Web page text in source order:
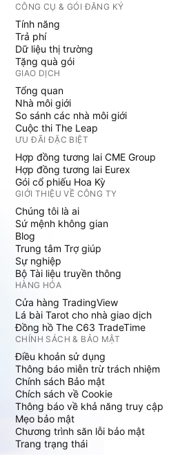
CÔNG CỤ & GÓI ĐĂNG KÝ
Tính năng
Trả phí
Dữ liệu thị trường
Tặng quà gói
GIAO DỊCH
Tổng quan
Nhà môi giới
So sánh các nhà môi giới
Cuộc thi The Leap
ƯU ĐÃI ĐẶC BIỆT
Hợp đồng tương lai CME Group
Hợp đồng tương lai Eurex
Gói cổ phiếu Hoa Kỳ
GIỚI THIỆU VỀ CÔNG TY
Chúng tôi là ai
Sứ mệnh không gian
Blog
Trung tâm Trợ giúp
Sự nghiệp
Bộ Tài liệu truyền thông
HÀNG HÓA
Cửa hàng TradingView
Lá bài Tarot cho nhà giao dịch
Đồng hồ The C63 TradeTime
CHÍNH SÁCH & BẢO MẬT
Điều khoản sử dụng
Thông báo miễn trừ trách nhiệm
Chính sách Bảo mật
Chích sách về Cookie
Thông báo về khả năng truy cập
Mẹo bảo mật
Chương trình săn lỗi bảo mật
Trang trạng thái